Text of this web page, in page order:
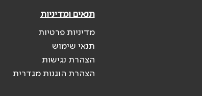
תנאים ומדיניות
מדיניות פרטיות
תנאי שימוש
הצהרת נגישות
הצהרת הוגנות מגדרית